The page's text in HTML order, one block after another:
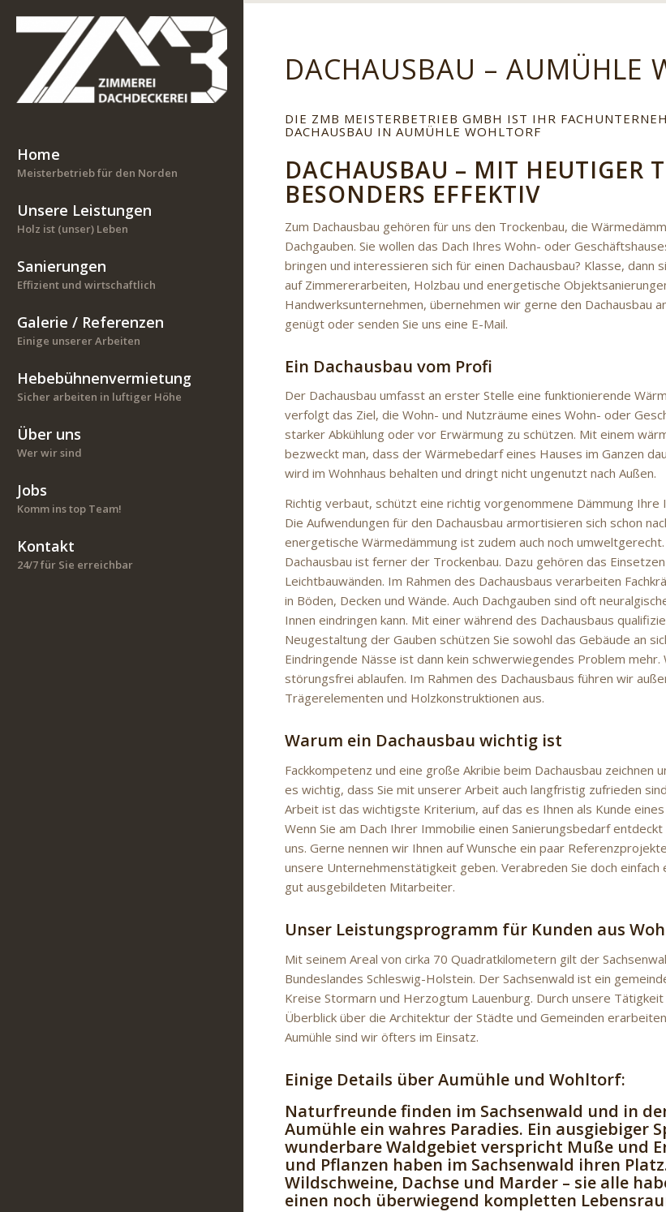
Home
Meisterbetrieb für den Norden
Unsere Leistungen
Holz ist (unser) Leben
Sanierungen
Effizient und wirtschaftlich
Galerie / Referenzen
Einige unserer Arbeiten
Hebebühnenvermietung
Sicher arbeiten in luftiger Höhe
Über uns
Wer wir sind
Jobs
Komm ins top Team!
Kontakt
24/7 für Sie erreichbar
DACHAUSBAU – AUMÜHLE
DIE ZMB MEISTERBETRIEB GMBH IST IHR
DACHAUSBAU IN AUMÜHLE WOHLTORF
DACHAUSBAU – MIT HEUTIGER
BESONDERS EFFEKTIV
Zum Dachausbau gehören für uns den Trockenbau, die
Dachgauben. Sie wollen das Dach Ihres Wohn- oder
bringen und interessieren sich für einen Dachausbau? Klasse, dann
auf Zimmererarbeiten, Holzbau und energetische
Handwerksunternehmen, übernehmen wir gerne den Dachausbau
genügt oder senden Sie uns eine E-Mail.
Ein Dachausbau vom Profi
Der Dachausbau umfasst an erster Stelle eine funktionierende
verfolgt das Ziel, die Wohn- und Nutzräume eines Wohn- oder
starker Abkühlung oder vor Erwärmung zu schützen. Mit einem
bezweckt man, dass der Wärmebedarf eines Hauses im Ganzen
wird im Wohnhaus behalten und dringt nicht ungenutzt nach Außen.
Richtig verbaut, schützt eine richtig vorgenommene Dämmung
Die Aufwendungen für den Dachausbau armortisieren sich schon
energetische Wärmedämmung ist zudem auch noch
Dachausbau ist ferner der Trockenbau. Dazu gehören das
Leichtbauwänden. Im Rahmen des Dachausbaus verarbeiten
in Böden, Decken und Wände. Auch Dachgauben sind oft
Innen eindringen kann. Mit einer während des Dachausbaus
Neugestaltung der Gauben schützen Sie sowohl das Gebäude an
Eindringende Nässe ist dann kein schwerwiegendes Problem mehr.
störungsfrei ablaufen. Im Rahmen des Dachausbaus führen wir
Trägerelementen und Holzkonstruktionen aus.
Warum ein Dachausbau wichtig ist
Fackkompetenz und eine große Akribie beim Dachausbau zeichnen
es wichtig, dass Sie mit unserer Arbeit auch langfristig zufrieden
Arbeit ist das wichtigste Kriterium, auf das es Ihnen als Kunde
Wenn Sie am Dach Ihrer Immobilie einen Sanierungsbedarf
uns. Gerne nennen wir Ihnen auf Wunsche ein paar
unsere Unternehmenstätigkeit geben. Verabreden Sie doch
gut ausgebildeten Mitarbeiter.
Unser Leistungsprogramm für Kunden aus
Mit seinem Areal von cirka 70 Quadratkilometern gilt der
Bundeslandes Schleswig-Holstein. Der Sachsenwald ist ein
Kreise Stormarn und Herzogtum Lauenburg. Durch unsere
Überblick über die Architektur der Städte und Gemeinden
Aumühle sind wir öfters im Einsatz.
Einige Details über Aumühle und Wohltorf:
Naturfreunde finden im Sachsenwald und in
Aumühle ein wahres Paradies. Ein ausgiebiger
wunderbare Waldgebiet verspricht Muße und
und Pflanzen haben im Sachsenwald ihren
Wildschweine, Dachse und Marder – sie alle
einen noch überwiegend kompletten